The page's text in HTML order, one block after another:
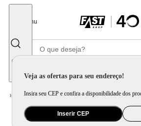
Menu
Veja as ofertas para seu endereço!
Insira seu CEP e confira a disponibilidade dos
Inserir CEP
Home Eletroportátil / Preparo de Alimento / Sanduicheira / Sanduicheira